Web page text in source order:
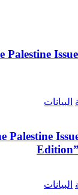
Palestine
البيانات
Palestine
البيانات